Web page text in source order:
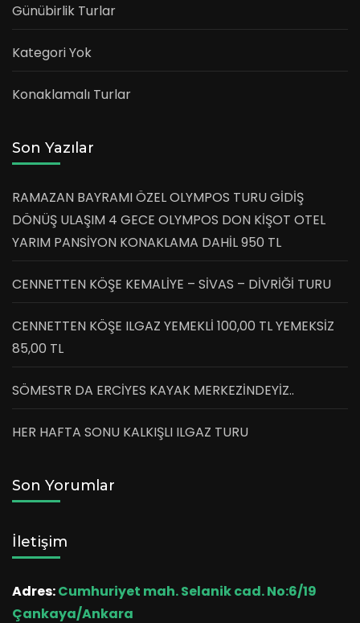
Günübirlik Turlar
Kategori Yok
Konaklamalı Turlar
Son Yazılar
RAMAZAN BAYRAMI ÖZEL OLYMPOS TURU GİDİŞ
DÖNÜŞ ULAŞIM 4 GECE OLYMPOS DON KİŞOT OTEL
YARIM PANSİYON KONAKLAMA DAHİL 950 TL
CENNETTEN KÖŞE KEMALİYE – SİVAS – DİVRİĞİ TURU
CENNETTEN KÖŞE ILGAZ YEMEKLİ 100,00 TL YEMEKSİZ
85,00 TL
SÖMESTR DA ERCİYES KAYAK MERKEZİNDEYİZ..
HER HAFTA SONU KALKIŞLI ILGAZ TURU
Son Yorumlar
İletişim
Adres:Cumhuriyet mah. Selanik cad. No:6/19
Çankaya/Ankara